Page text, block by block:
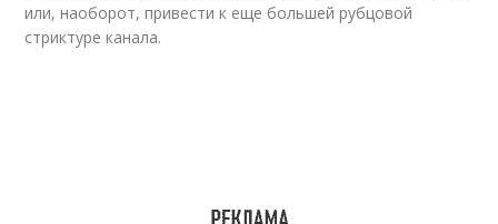
или, наоборот, привести к еще большей рубцовой
стриктуре канала.